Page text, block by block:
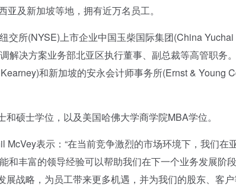
及新加坡等地，拥有近万名员工。
所(NYSE)上市企业中国玉柴国际集团(China Yuchai
解决方案业务部北亚区执行董事、副总裁等高管职务
和新加坡的安永会计师事务所(Ernst & Young
硕士学位，以及美国哈佛大学商学院MBA学位。
表示：“在当前竞争激烈的市场环境下，我们在
和丰富的领导经验可以帮助我们在下一个业务发展阶
战略，为员工带来更多机遇，并为我们的股东、客